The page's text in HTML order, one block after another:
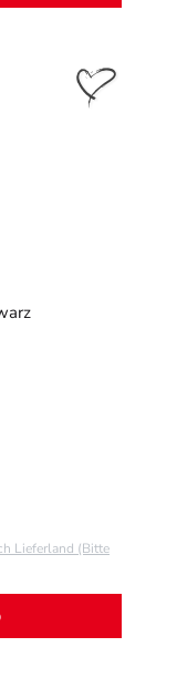
Lieferland (Bitte